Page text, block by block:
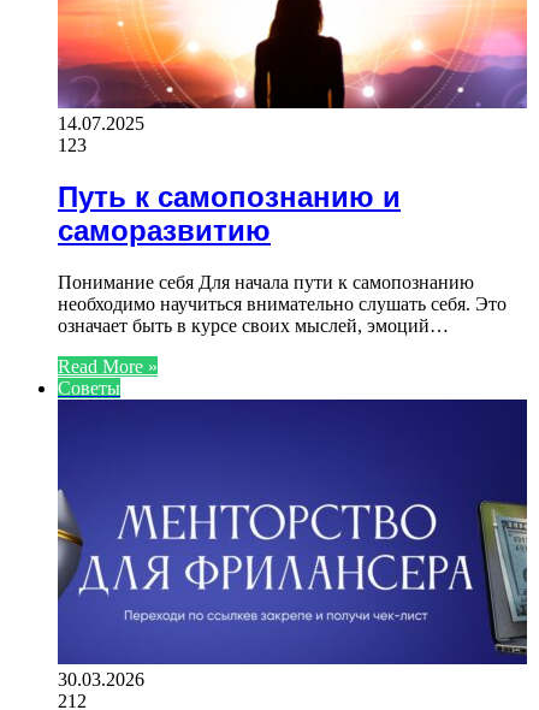
14.07.2025
123
Путь к самопознанию и
саморазвитию
Понимание себя Для начала пути к самопознанию
необходимо научиться внимательно слушать себя. Это
означает быть в курсе своих мыслей, эмоций…
Read More »
Советы
30.03.2026
212